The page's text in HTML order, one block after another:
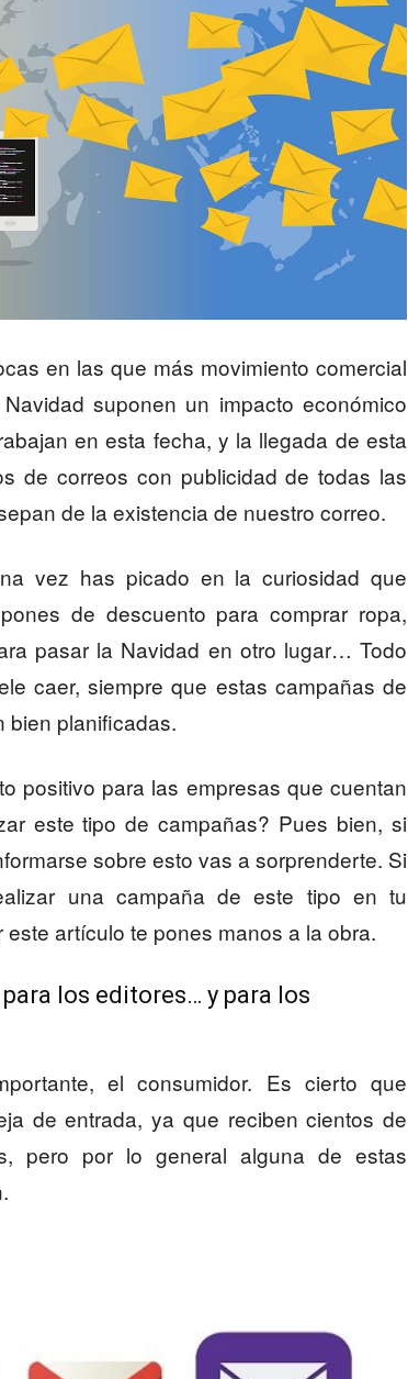
en las que más movimiento comercial
suponen un impacto económico
en esta fecha, y la llegada de esta
de correos con publicidad de todas las
de la existencia de nuestro correo.
vez has picado en la curiosidad que
de descuento para comprar ropa,
pasar la Navidad en otro lugar… Todo
caer, siempre que estas campañas de
bien planificadas.
positivo para las empresas que cuentan
este tipo de campañas? Pues bien, si
sobre esto vas a sorprenderte. Si
una campaña de este tipo en tu
artículo te pones manos a la obra.
los editores… y para los
el consumidor. Es cierto que
de entrada, ya que reciben cientos de
pero por lo general alguna de estas